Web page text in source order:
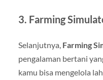
3. Farming
Selanjutnya, Farming
pengalaman bertani
kamu bisa mengelola